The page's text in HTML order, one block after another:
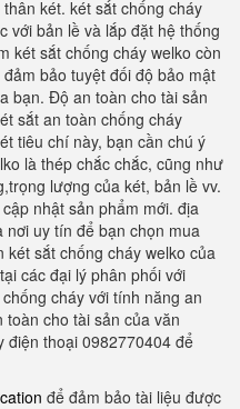
két. két sắt chống cháy
với bản lề và lắp đặt hệ thống
két sắt chống cháy welko còn
bảo tuyệt đối độ bảo mật
bạn. Độ an toàn cho tài sản
sắt an toàn chống cháy
tiêu chí này, bạn cần chú ý
là thép chắc chắc, cũng như
lượng của két, bản lề vv.
nhật sản phẩm mới. địa
nơi uy tín để bạn chọn mua
sắt chống cháy welko của
các đại lý phân phối với
cháy với tính năng an
cho tài sản của văn
điện thoại 0982770404 để
để đảm bảo tài liệu được